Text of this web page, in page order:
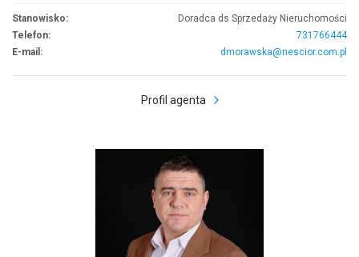
Stanowisko:
Doradca ds Sprzedaży Nieruchomości
Telefon:
731766444
E-mail:
dmorawska@nescior.com.pl
Profil agenta